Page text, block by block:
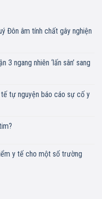
Đôn âm tính chất gây nghiện
3 ngang nhiên ‘lấn sân’ sang
tự nguyện báo cáo sự cố y
y tế cho một số trường